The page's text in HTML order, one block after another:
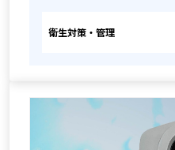
衛生対策・管理